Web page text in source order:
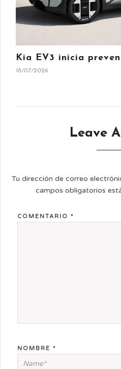
Kia EV3 inicia
18/07/2026
Leave
Tu dirección de correo
campos obligatorios
COMENTARIO *
NOMBRE *